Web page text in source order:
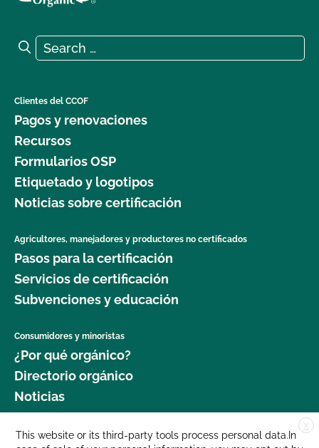
Search for:
Search
Clientes del CCOF
Pagos y renovaciones
Recursos
Formularios OSP
Etiquetado y logotipos
Noticias sobre certificación
Agricultores, manejadores y productores no certificados
Pasos para la certificación
Servicios de certificación
Subvenciones y educación
Consumidores y minoristas
¿Por qué orgánico?
Directorio orgánico
Noticias
Donar
X
This website or its third-party tools process personal data.In